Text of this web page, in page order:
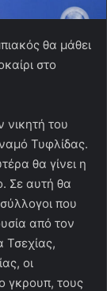
θα μάθει
στο
νικητή του
Τυφλίδας.
θα γίνει η
Σε αυτή θα
που
από τον
Τσεχίας,
οι
γκρουπ, τους